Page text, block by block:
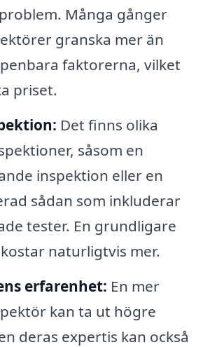
Många gånger
granska mer än
faktorerna, vilket
priset.
Det finns olika
såsom en
inspektion eller en
sådan som inkluderar
tester. En grundligare
naturligtvis mer.
erfarenhet: En mer
kan ta ut högre
deras expertis kan också